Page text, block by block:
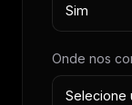
Onde nos